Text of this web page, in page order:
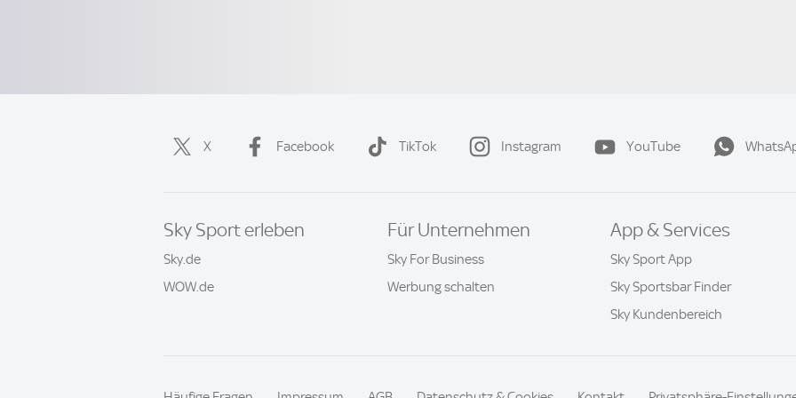
X Facebook TikTok Instagram YouTube
Sky Sport erleben
Sky.de
WOW.de
Für Unternehmen
Sky For Business
Werbung schalten
App & Services
Sky Sport App
Sky Sportsbar Finder
Sky Kundenbereich